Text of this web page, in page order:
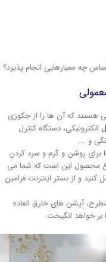
چه معیارهایی انجام پذیرد؟
که آن ها را از جکوزی
الکترونیکی، دستگاه کنترل
و ….
روشن و گرم و سرد کردن
محصول این است که شما می
و از بستر اینترنت فرامین
آپشن های خارق العاده
خواهد انگیخت.